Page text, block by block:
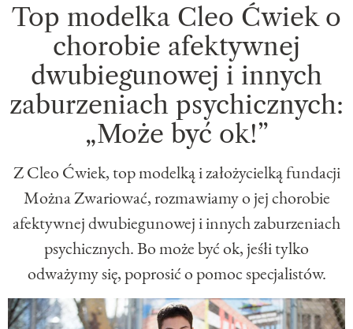
Top modelka Cleo Ćwiek o
chorobie afektywnej
dwubiegunowej i innych
zaburzeniach psychicznych:
„Może być ok!”
Z Cleo Ćwiek, top modelką i założycielką fundacji
Można Zwariować, rozmawiamy o jej chorobie
afektywnej dwubiegunowej i innych zaburzeniach
psychicznych. Bo może być ok, jeśłi tylko
odważymy się, poprosić o pomoc specjalistów.